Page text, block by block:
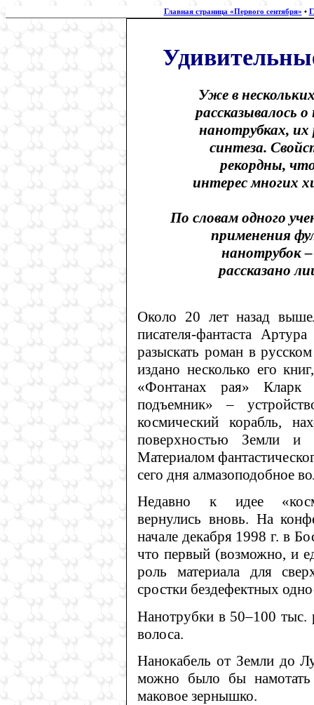
Главная страница «Первого сентября» •
Уже в
рассказывалось
нанотрубках,
синтеза.
рекордны,
интерес многих
По словам одного
применения
нанотрубок
рассказано
Около 20 лет назад
писателя-фантаста
разыскать роман в
издано несколько его
«Фонтанах рая» Кларк
подъемник» –
космический корабль,
поверхностью Земли и
Материалом
сего дня алмазоподобное
Недавно к идее
вернулись вновь. На
начале декабря 1998 г. в
что первый (возможно, и
роль материала для
сростки бездефектных
Нанотрубки в 50–100 тыс.
волоса.
Нанокабель от Земли до
можно было бы
маковое зернышко.